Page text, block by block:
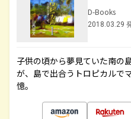
D-Books
2018.03.29
子供の頃から夢見ていた南の
が、島で出合うトロピカルで
憶。